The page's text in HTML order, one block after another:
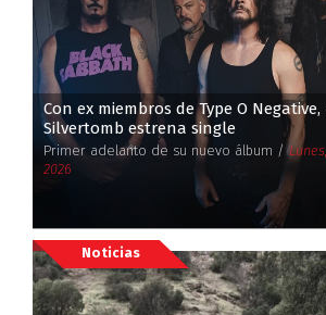
Con ex miembros de Type O Negative,
Silvertomb estrena single
Primer adelanto de su nuevo álbum /
2026
Noticias